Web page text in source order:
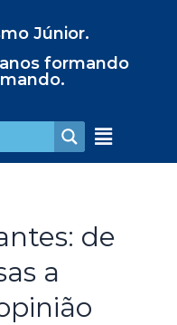
Júnior.
formando
de
a